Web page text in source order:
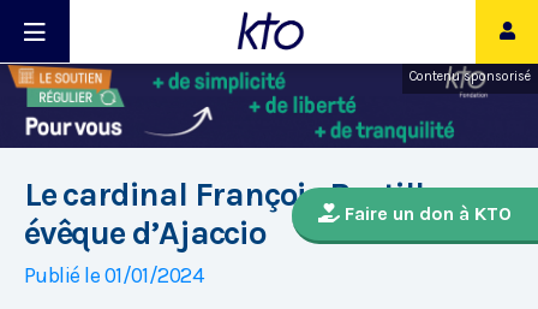
Contenu sponsorisé
Faire un don à KTO
Le cardinal François Bustillo,
évêque d’Ajaccio
Publié le 01/01/2024